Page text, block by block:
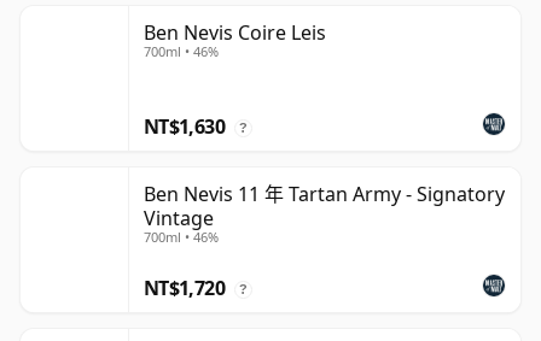
Ben Nevis Coire Leis
700ml • 46%
NT$1,630 ?
Ben Nevis 11 年 Tartan Army - Signatory
Vintage
700ml • 46%
NT$1,720 ?